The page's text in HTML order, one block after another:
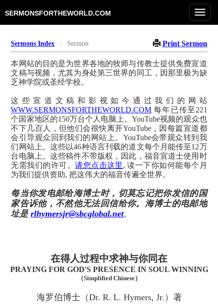
SERMONSFORTHEWORLD.COM
Sermons Index Sermon Print Sermon
本网站的目的是为世界各地的牧师与传教士提供免费宣道
文稿与视频，尤其为身处第三世界的同工，因那里极为缺
乏神学院或圣经学校。
这些宣道文稿和影视如今通过我们的网站
WWW.SERMONSFORTHEWORLD.COM 每年已传至221
个国家地区的150万台个人电脑上。YouTube视频的观众也
不下几百人，但他们会很快离开YouTube，因每篇宣道都
会引导观众回到我们的网站上。YouTube会带观众转到我
们网站上。这些以46种语言刊载的道文每个月能传至12万
台电脑上。这些稿件不带版权，因此，福音宣道士使用时
无需我们的许可。请您点击这里 , 读一下你如何能每个月
为我们提供资助, 把这伟大的福音传遍全世界。
每当你发电邮给海博士时，切莫忘记把你发信的国
家告诉他，不然他无法回信给你。海博士的电邮地
址是rlhymersjr@sbcglobal.net。
在得人过程中求神与你同在
PRAYING FOR GOD'S PRESENCE IN SOUL WINNING
（Simplified Chinese）
海罗伯博士（Dr. R. L. Hymers, Jr.）著